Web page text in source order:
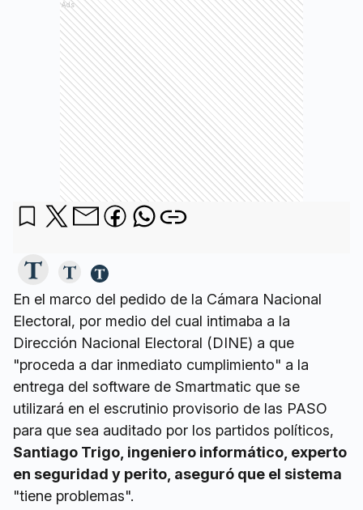
Ads
En el marco del pedido de la Cámara Nacional
Electoral, por medio del cual intimaba a la
Dirección Nacional Electoral (DINE) a que
"proceda a dar inmediato cumplimiento" a la
entrega del software de Smartmatic que se
utilizará en el escrutinio provisorio de las PASO
para que sea auditado por los partidos políticos,
Santiago Trigo, ingeniero informático, experto
en seguridad y perito, aseguró que el sistema
"tiene problemas".